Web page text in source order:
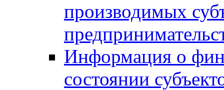
производимых
Информация о
состоянии